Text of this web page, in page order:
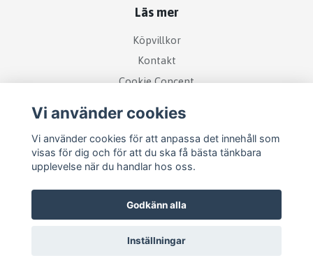
Läs mer
Köpvillkor
Kontakt
Cookie Concent
© 2026 RetroDisk
Vi använder cookies
Vi använder cookies för att anpassa det innehåll som
visas för dig och för att du ska få bästa tänkbara
upplevelse när du handlar hos oss.
Godkänn alla
Inställningar